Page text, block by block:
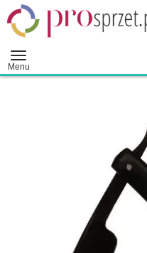
Menu